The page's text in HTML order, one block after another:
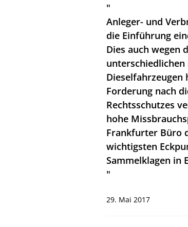
"
Anleger- und
die Einführung
Dies auch wegen
unterschiedlichen
Dieselfahrzeugen
Forderung nach
Rechtsschutzes
hohe
Frankfurter Büro
wichtigsten
Sammelklagen in
"
29. Mai 2017